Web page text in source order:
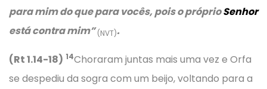
para mim do que para vocês, pois o próprioSenhor
está contra mim”(NVT).
(Rt 1.14-18) 14Choraram juntas mais uma vez e Orfa
se despediu da sogra com um beijo, voltando para a